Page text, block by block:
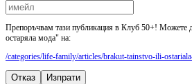
Препоръчвам тази публикация в Клуб 50+! Можете
остаряла мода" на:
/categories/life-family/articles/brakut-tainstvo-ili-
Отказ Изпрати